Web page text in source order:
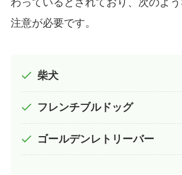
わっているとされており、次のよ
注意が必要です。
柴犬
フレンチブルドッグ
ゴールデンレトリーバー